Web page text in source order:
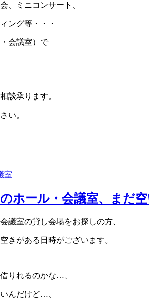
、ミニコンサート、
ング等・・・
会議室）で
談承ります。
い。
室
ホール・会議室、まだ
議室の貸し会場をお探しの方、
きがある日時がございます。
りれるのかな…、
んだけど…、